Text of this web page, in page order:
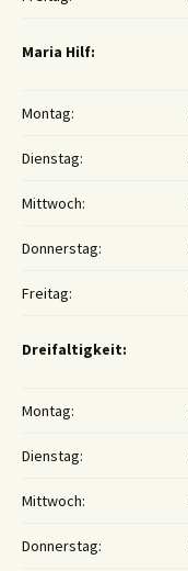
Maria Hilf:
Montag:
Dienstag:
Mittwoch:
Donnerstag:
Freitag:
Dreifaltigkeit:
Montag:
Dienstag:
Mittwoch:
Donnerstag: